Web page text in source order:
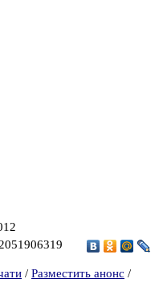
/ Разместить анонс /